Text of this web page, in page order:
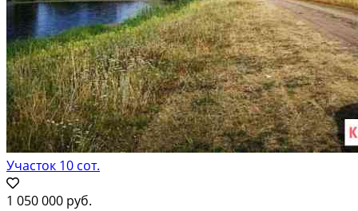
Участок 10 сот.
1 050 000 руб.